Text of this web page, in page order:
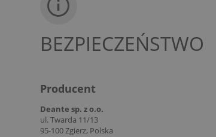
BEZPIECZEŃSTWO
Producent
Deante sp. z o.o.
ul. Twarda 11/13
95-100 Zgierz, Polska